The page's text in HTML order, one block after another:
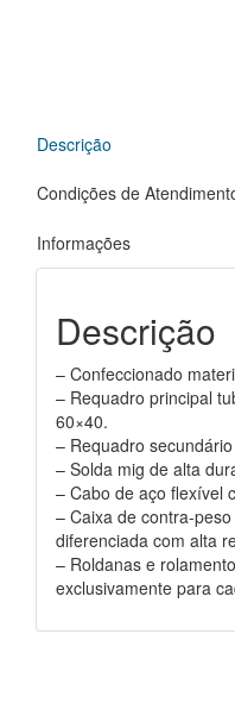
Descrição
Condições de
Informações
Descrição
– Confeccionado
– Requadro principal
60×40.
– Requadro
– Solda mig de alta
– Cabo de aço flexível
– Caixa de contra-
diferenciada com alta
– Roldanas e
exclusivamente para